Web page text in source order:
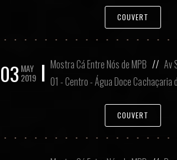
COUVERT
03 MAY
2019
Mostra Cá Entre Nós de MPB // Av
01 - Centro - Água Doce Cachaçaria
COUVERT